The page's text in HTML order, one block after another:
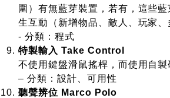
圍）有無藍芽裝置，若有，這些
生互動（新增物品、敵人、玩家、
- 分類：程式
特製輸入 Take Control
不使用鍵盤滑鼠搖桿，而使用自
– 分類：設計、可用性
聽聲辨位 Marco Polo